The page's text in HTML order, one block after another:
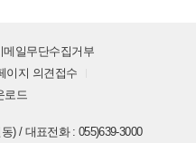
메일무단수집거부
이지 의견접수
로드
) / 대표전화 : 055)639-3000